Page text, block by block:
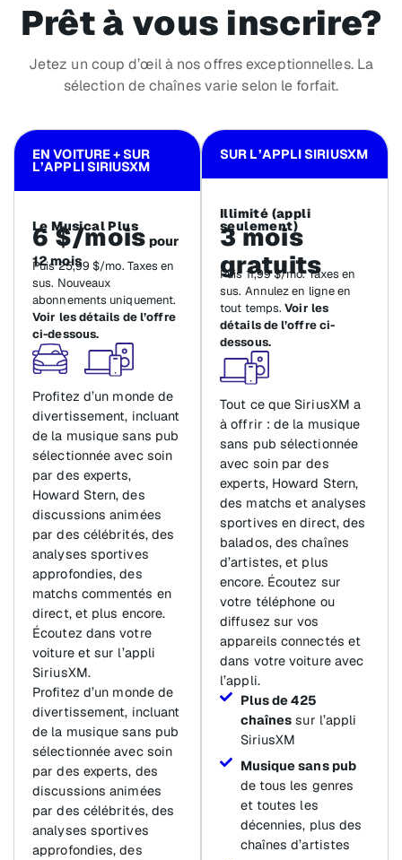
Prêt à vous inscrire?
Jetez un coup d’œil à nos offres exceptionnelles. La
sélection de chaînes varie selon le forfait.
EN VOITURE + SUR
L’APPLI SIRIUSXM
Le Musical Plus
6 $/mois pour
12 mois
Puis 25,99 $/mo. Taxes en
sus. Nouveaux
abonnements uniquement.
Voir les détails de l’offre
ci-dessous.
Profitez d’un monde de
divertissement, incluant
de la musique sans pub
sélectionnée avec soin
par des experts,
Howard Stern, des
discussions animées
par des célébrités, des
analyses sportives
approfondies, des
matchs commentés en
direct, et plus encore.
Écoutez dans votre
voiture et sur l’appli
SiriusXM.
Profitez d’un monde de
divertissement, incluant
de la musique sans pub
sélectionnée avec soin
par des experts, des
discussions animées
par des célébrités, des
analyses sportives
approfondies, des
SUR L’APPLI SIRIUSXM
Illimité (appli
seulement)
3 mois
gratuits
Puis 11,99 $/mo. Taxes en
sus. Annulez en ligne en
tout temps.Voir les
détails de l’offre ci-
dessous.
Tout ce que SiriusXM a
à offrir : de la musique
sans pub sélectionnée
avec soin par des
experts, Howard Stern,
des matchs et analyses
sportives en direct, des
balados, des chaînes
d’artistes, et plus
encore. Écoutez sur
votre téléphone ou
diffusez sur vos
appareils connectés et
dans votre voiture avec
l’appli.
Plus de 425
chaînes sur l’appli
SiriusXM
Musique sans pub
de tous les genres
et toutes les
décennies, plus des
chaînes d’artistes